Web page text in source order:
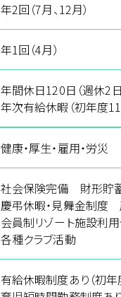
年2回（7月、12月）
年1回（4月）
年間休日120日（週休2日
年次有給休暇（初年度
健康・厚生・雇用・労災
社会保険完備 財形貯
慶弔休暇・見舞金制
会員制リゾート施設利
各種クラブ活動
有給休暇制度あり（初年